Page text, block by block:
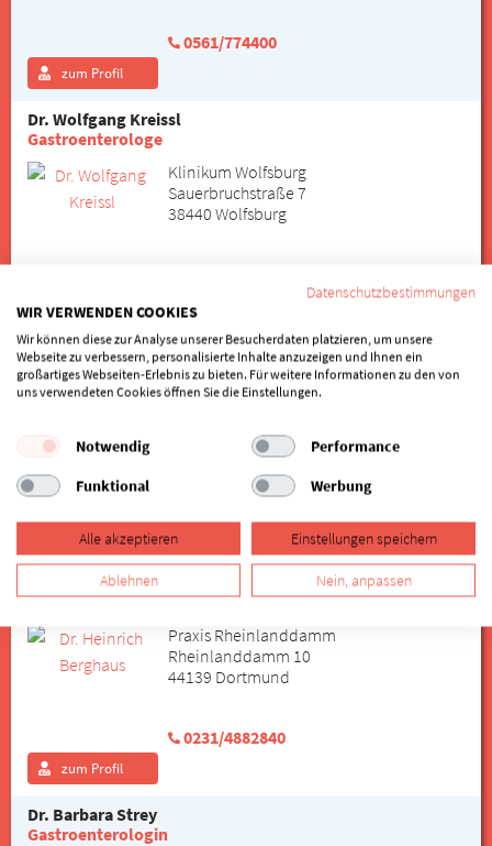
0561/774400
zum Profil
Dr. Wolfgang Kreissl
Gastroenterologe
Klinikum Wolfsburg
Sauerbruchstraße 7
38440 Wolfsburg
zum Profil
Dr. Richard Kölble
Gastroenterologe
Praxisgemeinschaft Uhland
40237 Düsseldorf
zum Profil
Dr. Heinrich Berghaus
Gastroenterologe
Praxis Rheinlanddamm
Rheinlanddamm 10
44139 Dortmund
0231/4882840
zum Profil
Dr. Barbara Strey
Gastroenterologin
Datenschutzbestimmungen
WIR VERWENDEN COOKIES
Wir können diese zur Analyse unserer Besucherdaten platzieren, um unsere
Webseite zu verbessern, personalisierte Inhalte anzuzeigen und Ihnen ein
großartiges Webseiten-Erlebnis zu bieten. Für weitere Informationen zu den von
uns verwendeten Cookies öffnen Sie die Einstellungen.
Notwendig
Performance
Funktional
Werbung
Alle akzeptieren Einstellungen speichern
Ablehnen Nein, anpassen